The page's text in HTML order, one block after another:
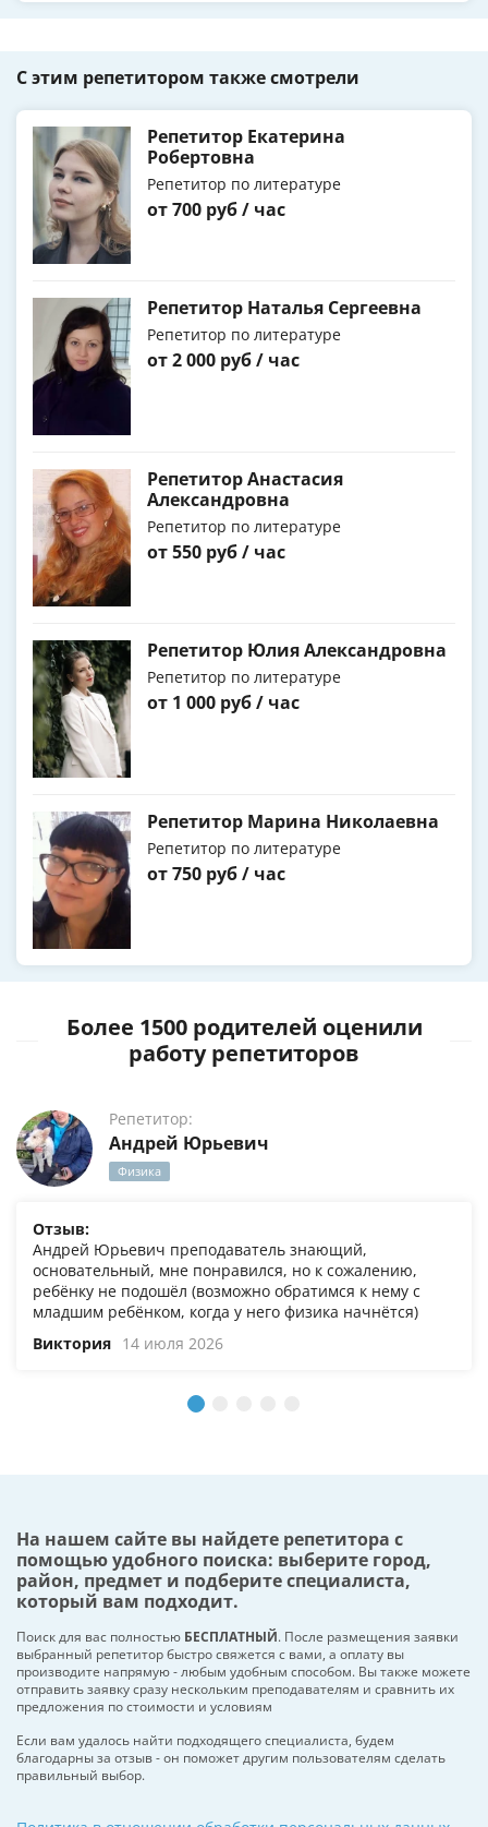
С этим репетитором также смотрели
Репетитор Екатерина
Робертовна
Репетитор по литературе
от 700 руб / час
Репетитор Наталья Сергеевна
Репетитор по литературе
от 2 000 руб / час
Репетитор Анастасия
Александровна
Репетитор по литературе
от 550 руб / час
Репетитор Юлия Александровна
Репетитор по литературе
от 1 000 руб / час
Репетитор Марина Николаевна
Репетитор по литературе
от 750 руб / час
Более 1500 родителей оценили
работу репетиторов
Репетитор:
Андрей Юрьевич
Физика
Отзыв:
Андрей Юрьевич преподаватель знающий,
основательный, мне понравился, но к сожалению,
ребёнку не подошёл (возможно обратимся к нему с
младшим ребёнком, когда у него физика начнётся)
Виктория 14 июля 2026
На нашем сайте вы найдете репетитора с
помощью удобного поиска: выберите город,
район, предмет и подберите специалиста,
который вам подходит.
Поиск для вас полностью БЕСПЛАТНЫЙ. После размещения заявки
выбранный репетитор быстро свяжется с вами, а оплату вы
производите напрямую - любым удобным способом. Вы также можете
отправить заявку сразу нескольким преподавателям и сравнить их
предложения по стоимости и условиям
Если вам удалось найти подходящего специалиста, будем
благодарны за отзыв - он поможет другим пользователям сделать
правильный выбор.